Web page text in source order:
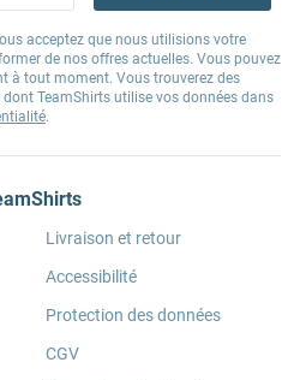
acceptez que nous utilisions votre
de nos offres actuelles. Vous pouvez
à tout moment. Vous trouverez des
TeamShirts utilise vos données dans
.
Livraison et retour
Accessibilité
Protection des données
CGV